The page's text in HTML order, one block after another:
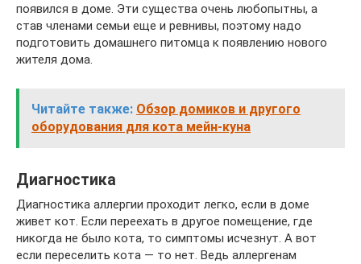
появился в доме. Эти существа очень любопытны, а
став членами семьи еще и ревнивы, поэтому надо
подготовить домашнего питомца к появлению нового
жителя дома.
Читайте также: Обзор домиков и другого
оборудования для кота мейн-куна
Диагностика
Диагностика аллергии проходит легко, если в доме
живет кот. Если переехать в другое помещение, где
никогда не было кота, то симптомы исчезнут. А вот
если переселить кота — то нет. Ведь аллергенам